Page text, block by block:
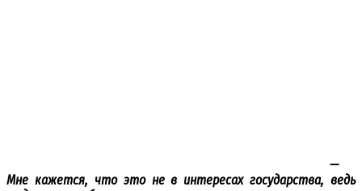
—
Мне кажется, что это не в интересах государства, ведь